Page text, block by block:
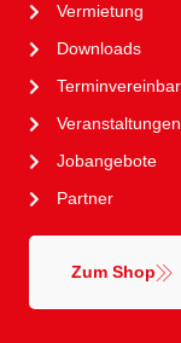
Vermietung
Downloads
Veranstaltungen
Jobangebote
Partner
Zum Shop